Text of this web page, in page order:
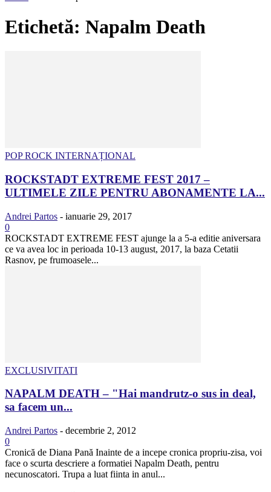
Etichetă: Napalm Death
POP ROCK INTERNAȚIONAL
ROCKSTADT EXTREME FEST 2017 –
ULTIMELE ZILE PENTRU ABONAMENTE LA...
Andrei Partos - ianuarie 29, 2017
0
ROCKSTADT EXTREME FEST ajunge la a 5-a editie aniversara
ce va avea loc in perioada 10-13 august, 2017, la baza Cetatii
Rasnov, pe frumoasele...
EXCLUSIVITATI
NAPALM DEATH – "Hai mandrutz-o sus in deal,
sa facem un...
Andrei Partos - decembrie 2, 2012
0
Cronică de Diana Pană Inainte de a incepe cronica propriu-zisa, voi
face o scurta descriere a formatiei Napalm Death, pentru
necunoscatori. Trupa a luat fiinta in anul...